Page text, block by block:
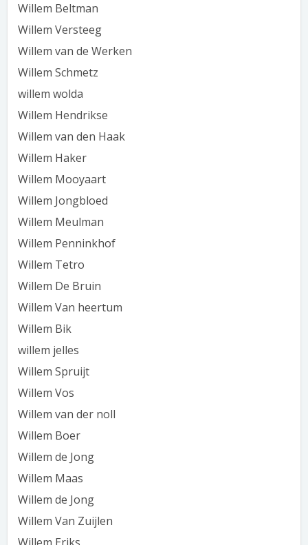
Willem Beltman
Willem Versteeg
Willem van de Werken
Willem Schmetz
willem wolda
Willem Hendrikse
Willem van den Haak
Willem Haker
Willem Mooyaart
Willem Jongbloed
Willem Meulman
Willem Penninkhof
Willem Tetro
Willem De Bruin
Willem Van heertum
Willem Bik
willem jelles
Willem Spruijt
Willem Vos
Willem van der noll
Willem Boer
Willem de Jong
Willem Maas
Willem de Jong
Willem Van Zuijlen